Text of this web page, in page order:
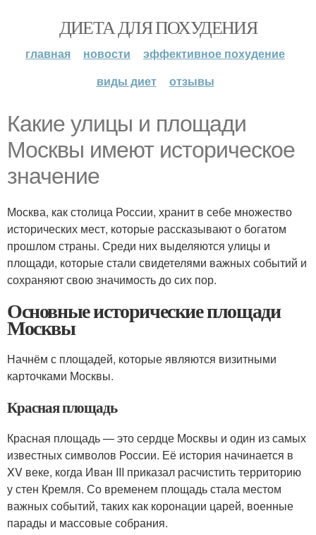
ДИЕТА ДЛЯ ПОХУДЕНИЯ
главная новости
эффективное похудение
виды диет
отзывы
Какие улицы и площади
Москвы имеют историческое
значение
Москва, как столица России, хранит в себе множество
исторических мест, которые рассказывают о богатом
прошлом страны. Среди них выделяются улицы и
площади, которые стали свидетелями важных событий и
сохраняют свою значимость до сих пор.
Основные исторические площади
Москвы
Начнём с площадей, которые являются визитными
карточками Москвы.
Красная площадь
Красная площадь — это сердце Москвы и один из самых
известных символов России. Её история начинается в
XV веке, когда Иван III приказал расчистить территорию
у стен Кремля. Со временем площадь стала местом
важных событий, таких как коронации царей, военные
парады и массовые собрания.